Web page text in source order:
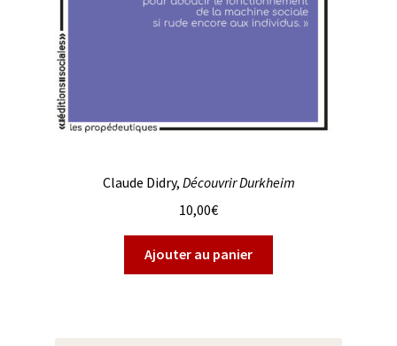
Claude Didry, Découvrir Durkheim
10,00€
Ajouter au panier